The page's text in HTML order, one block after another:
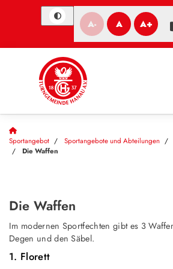
A- A A+
Sportangebot Sportangebote und Abteilungen
Die Waffen
Die Waffen
Im modernen Sportfechten gibt es 3
Degen und den Säbel.
1. Florett